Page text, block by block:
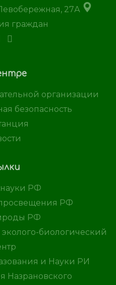
организации
безопасность
РФ
РФ
РФ
биологический
и Науки РИ
Назрановского
27А
граждан